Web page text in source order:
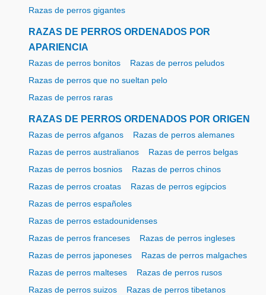
Razas de perros gigantes
RAZAS DE PERROS ORDENADOS POR
APARIENCIA
Razas de perros bonitos
Razas de perros peludos
Razas de perros que no sueltan pelo
Razas de perros raras
RAZAS DE PERROS ORDENADOS POR ORIGEN
Razas de perros afganos
Razas de perros alemanes
Razas de perros australianos
Razas de perros belgas
Razas de perros bosnios
Razas de perros chinos
Razas de perros croatas
Razas de perros egipcios
Razas de perros españoles
Razas de perros estadounidenses
Razas de perros franceses
Razas de perros ingleses
Razas de perros japoneses
Razas de perros malgaches
Razas de perros malteses
Razas de perros rusos
Razas de perros suizos
Razas de perros tibetanos